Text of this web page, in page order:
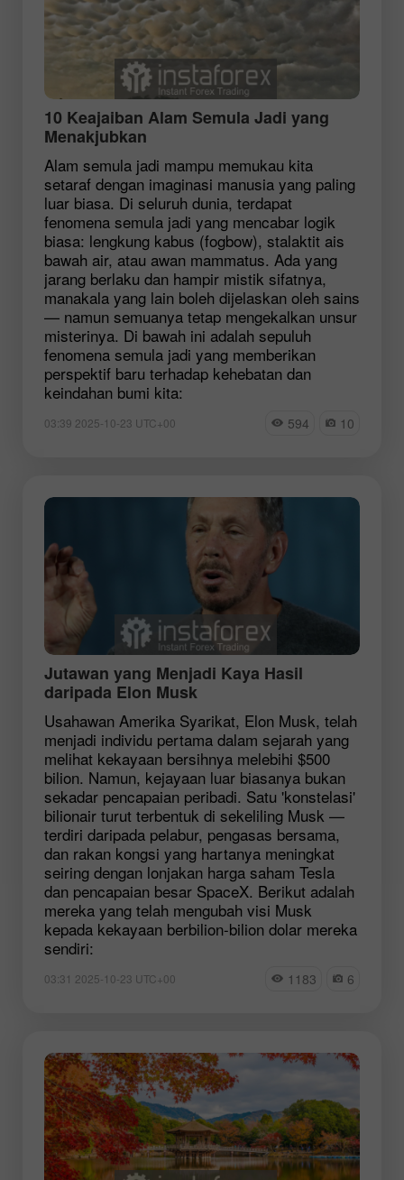
10 Keajaiban Alam Semula Jadi yang
Menakjubkan
Alam semula jadi mampu memukau kita
setaraf dengan imaginasi manusia yang paling
luar biasa. Di seluruh dunia, terdapat
fenomena semula jadi yang mencabar logik
biasa: lengkung kabus (fogbow), stalaktit ais
bawah air, atau awan mammatus. Ada yang
jarang berlaku dan hampir mistik sifatnya,
manakala yang lain boleh dijelaskan oleh sains
— namun semuanya tetap mengekalkan unsur
misterinya. Di bawah ini adalah sepuluh
fenomena semula jadi yang memberikan
perspektif baru terhadap kehebatan dan
keindahan bumi kita:
03:39 2025-10-23 UTC+00 594 10
Jutawan yang Menjadi Kaya Hasil
daripada Elon Musk
Usahawan Amerika Syarikat, Elon Musk, telah
menjadi individu pertama dalam sejarah yang
melihat kekayaan bersihnya melebihi $500
bilion. Namun, kejayaan luar biasanya bukan
sekadar pencapaian peribadi. Satu 'konstelasi'
bilionair turut terbentuk di sekeliling Musk —
terdiri daripada pelabur, pengasas bersama,
dan rakan kongsi yang hartanya meningkat
seiring dengan lonjakan harga saham Tesla
dan pencapaian besar SpaceX. Berikut adalah
mereka yang telah mengubah visi Musk
kepada kekayaan berbilion-bilion dolar mereka
sendiri:
03:31 2025-10-23 UTC+00 1183 6